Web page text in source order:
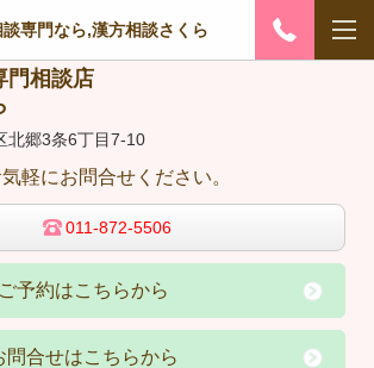
専門なら,漢方相談さくら
門相談店
北郷3条6丁目7-10
軽にお問合せください。
011-872-5506
ご予約はこちらから
問合せはこちらから